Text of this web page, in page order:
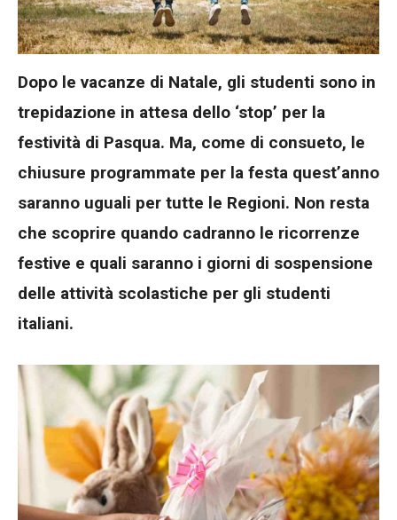
Dopo le vacanze di Natale, gli studenti sono in
trepidazione in attesa dello ‘stop’ per la
festività di Pasqua. Ma, come di consueto, le
chiusure programmate per la festa quest’anno
saranno uguali per tutte le Regioni. Non resta
che scoprire quando cadranno le ricorrenze
festive e quali saranno i giorni di sospensione
delle attività scolastiche per gli studenti
italiani.